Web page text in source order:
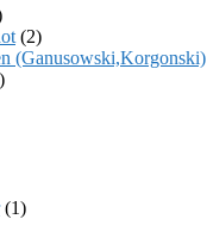
(2)
(Ganusowski,Korgonski)
(1)